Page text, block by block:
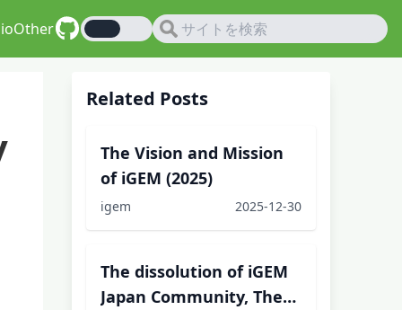
Other
Related Posts
The Vision and Mission
of iGEM (2025)
igem 2025-12-30
The dissolution of iGEM
Japan Community, The